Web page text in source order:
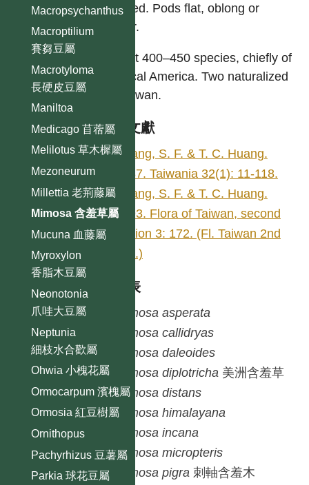
Macropsychanthus
Macroptilium
賽芻豆屬
Macrotyloma
長硬皮豆屬
Maniltoa
Medicago 苜蓿屬
Melilotus 草木樨屬
Mezoneurum
Millettia 老荊藤屬
Mimosa 含羞草屬
Mucuna 血藤屬
Myroxylon
香脂木豆屬
Neonotonia
爪哇大豆屬
Neptunia
細枝水合歡屬
Ohwia 小槐花屬
Ormocarpum 濱槐屬
Ormosia 紅豆樹屬
Ornithopus
Pachyrhizus 豆薯屬
Parkia 球花豆屬
stalked. Pods flat, oblong or
linear.
About 400–450 species, chiefly of
tropical America. Two naturalized
in Taiwan.
參考文獻
Huang, S. F. & T. C. Huang.
1987. Taiwania 32(1): 11-118.
Huang, S. F. & T. C. Huang.
1993. Flora of Taiwan, second
edition 3: 172. (Fl. Taiwan 2nd
edit.)
種列表
Mimosa asperata
Mimosa callidryas
Mimosa daleoides
Mimosa diplotricha 美洲含羞草
Mimosa distans
Mimosa himalayana
Mimosa incana
Mimosa micropteris
Mimosa pigra 刺軸含羞木